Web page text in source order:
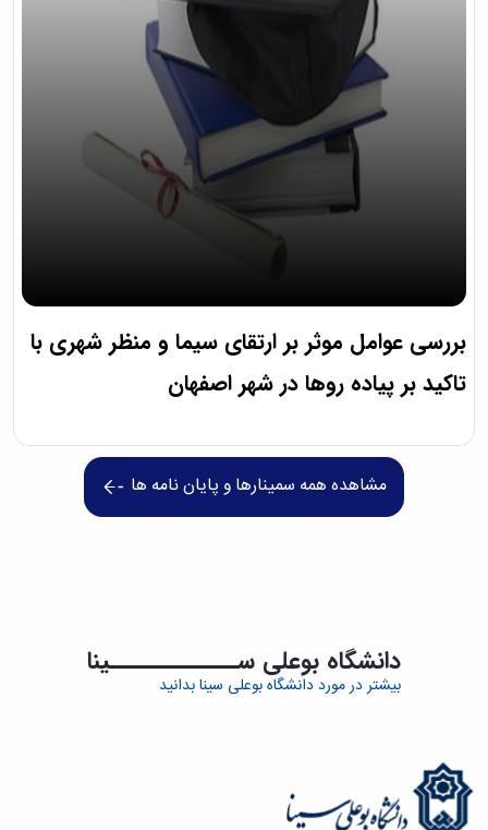
بررسی عوامل موثر بر ارتقای سیما و منظر شهری با
تاکید بر پیاده روها در شهر اصفهان
مشاهده همه سمینارها و پایان نامه ها
دانشگاه بوعلی ســـــــــــــینا
بیشتر در مورد دانشگاه بوعلی سینا بدانید
دانشجویان دکتری
155
دانشجویان کارشناسی‌ارشد